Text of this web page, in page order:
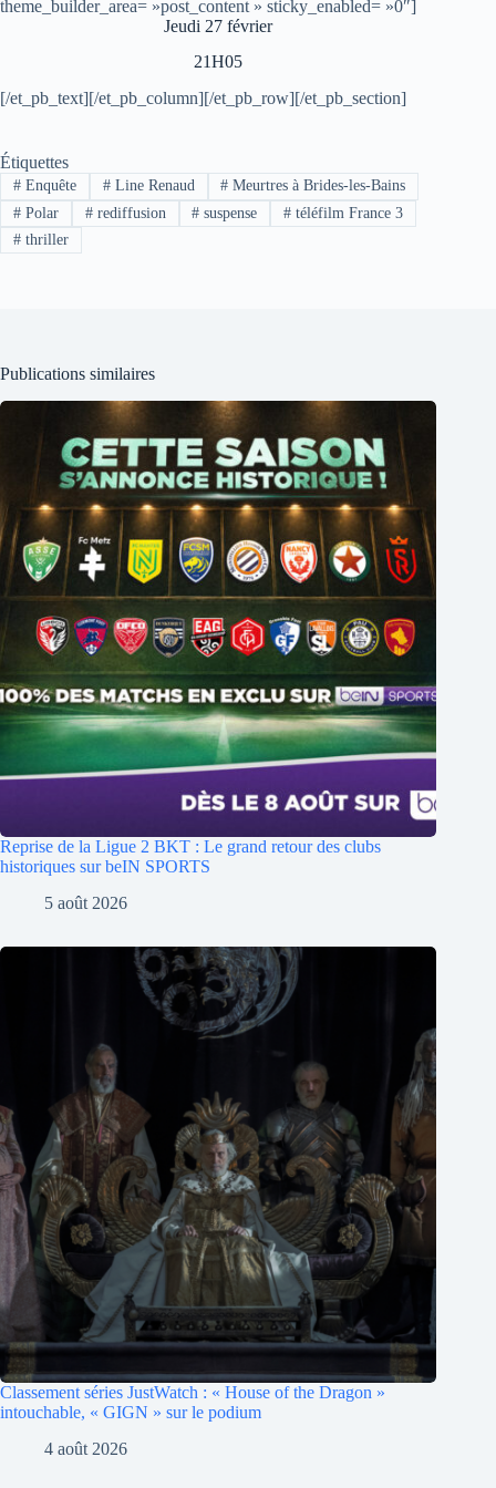
theme_builder_area= »post_content » sticky_enabled= »0″]
Jeudi 27 février
21H05
[/et_pb_text][/et_pb_column][/et_pb_row][/et_pb_section]
Étiquettes
#Enquête #Line Renaud # Meurtres à Brides-les-Bains
#Polar #rediffusion # suspense # téléfilm France 3
#thriller
Publications similaires
Reprise de la Ligue 2 BKT : Le grand retour des clubs
historiques sur beIN SPORTS
5 août 2026
Classement séries JustWatch : « House of the Dragon »
intouchable, « GIGN » sur le podium
4 août 2026